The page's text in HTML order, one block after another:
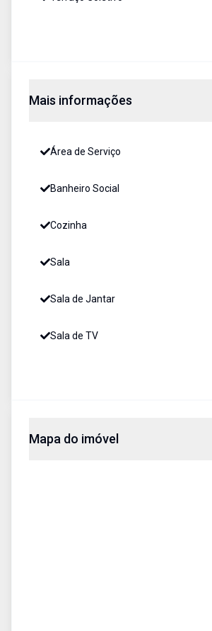
Mais informações
Área de Serviço
Banheiro Social
Cozinha
Sala
Sala de Jantar
Sala de TV
Mapa do imóvel